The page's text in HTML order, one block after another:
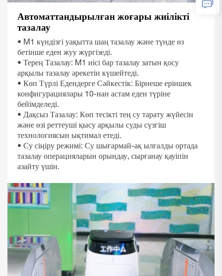
Автоматтандырылған жоғары жиілікті
тазалау
• M1 күндізгі уақытта шаң тазалау және түнде өз
бетінше еден жуу жүргізеді.
• Терең Тазалау: M1 иісі бар тазалау затын қосу
арқылы тазалау әрекетін күшейтеді.
• Көп Түрлі Едендерге Сәйкестік: Бірнеше еріншек
конфигурациялары 10-нан астам еден түріне
бейімделеді.
• Дақсыз Тазалау: Көп тесікті тең су тарату жүйесін
және өзі реттеуші қысу арқылы суды сүзгіш
технологиясын ықтимал етеді.
• Су сіңіру режимі: Су шығармай-ақ ылғалды ортада
тазалау операцияларын орындау, сырғанау қауіпін
азайту үшін.